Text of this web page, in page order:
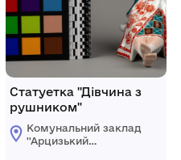
Статуетка "Дівчина з
рушником"
Комунальний заклад
''Арцизький